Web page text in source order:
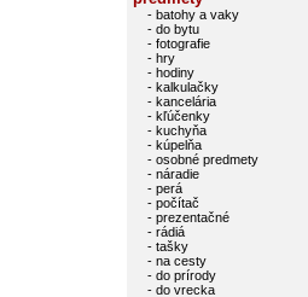
- batohy a vaky
- do bytu
- fotografie
- hry
- hodiny
- kalkulačky
- kancelária
- kľúčenky
- kuchyňa
- kúpelňa
- osobné predmety
- náradie
- perá
- počítač
- prezentačné
- rádiá
- tašky
- na cesty
- do prírody
- do vrecka